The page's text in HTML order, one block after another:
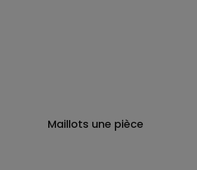
Maillots une pièce